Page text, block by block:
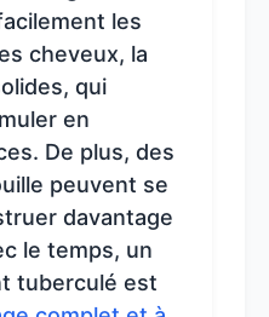
les
cheveux, la
qui
en
De plus, des
peuvent se
davantage
le temps, un
tuberculé est